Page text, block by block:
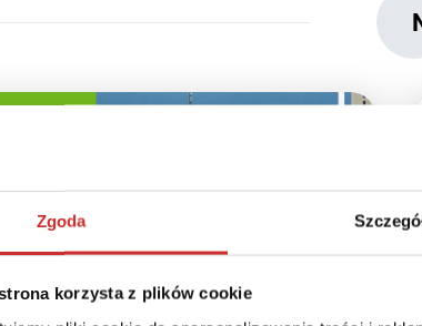
Zgoda
korzysta z plików cookie